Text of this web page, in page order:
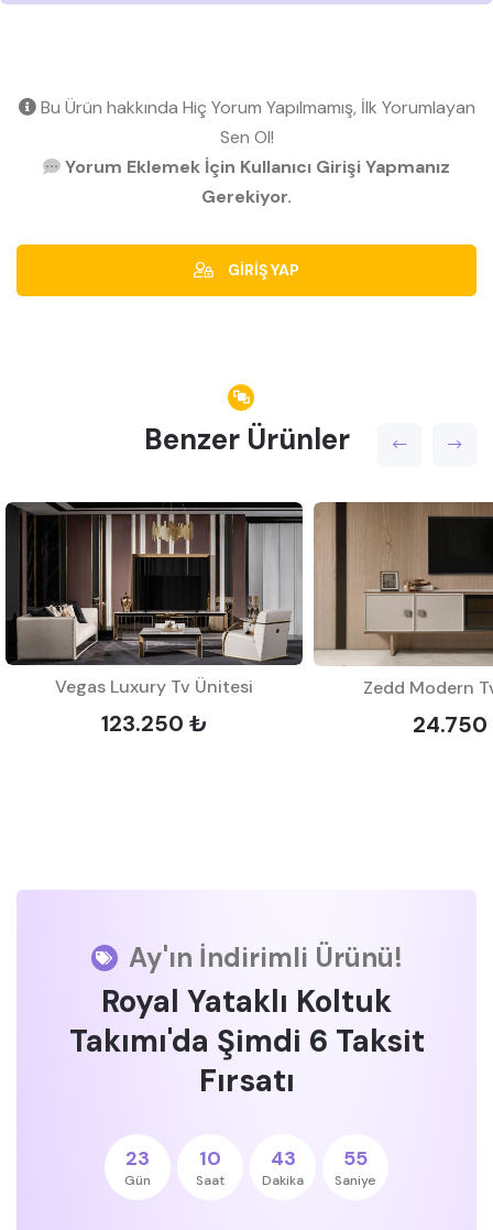
Bu Ürün hakkında Hiç Yorum Yapılmamış, İlk Yorumlayan
Sen Ol!
Yorum Eklemek İçin Kullanıcı Girişi Yapmanız
Gerekiyor.
GİRİŞ YAP
Benzer Ürünler
Vegas Luxury Tv Ünitesi
123.250 ₺
Zedd Modern
Ay'ın İndirimli Ürünü!
Royal Yataklı Koltuk
Takımı'da Şimdi 6 Taksit
Fırsatı
23
Gün
10
Saat
43
Dakika
55
Saniye